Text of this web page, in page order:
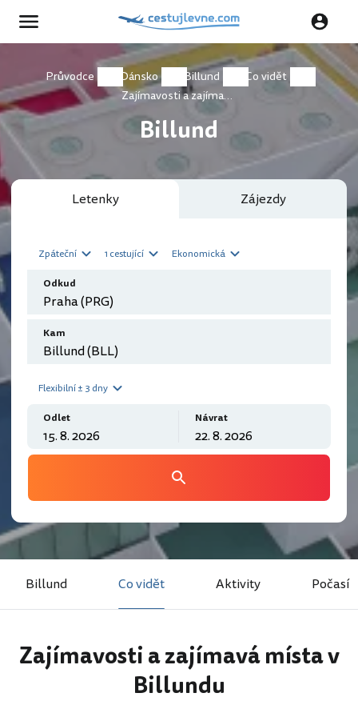
Průvodce Dánsko Billund
Co vidět
Zajímavosti a zajímavá místa
Billund
Letenky Zájezdy
Zpáteční 1 cestující Ekonomická
Odkud
Kam
Flexibilní ± 3 dny
Odlet Návrat
Billund Co vidět Aktivity Počasí
Zajímavosti a zajímavá místa v
Billundu